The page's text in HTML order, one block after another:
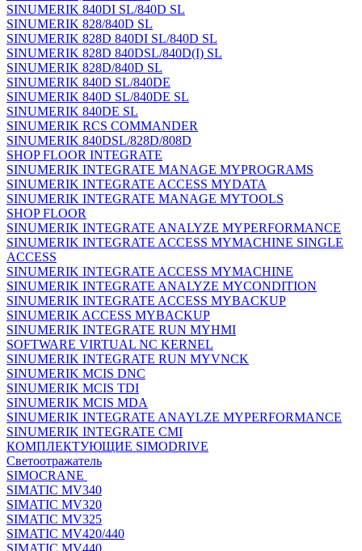
SINUMERIK 840DI SL/840D SL
SINUMERIK 828/840D SL
SINUMERIK 828D 840DI SL/840D SL
SINUMERIK 828D 840DSL/840D(I) SL
SINUMERIK 828D/840D SL
SINUMERIK 840D SL/840DE
SINUMERIK 840D SL/840DE SL
SINUMERIK 840DE SL
SINUMERIK RCS COMMANDER
SINUMERIK 840DSL/828D/808D
SHOP FLOOR INTEGRATE
SINUMERIK INTEGRATE MANAGE MYPROGRAMS
SINUMERIK INTEGRATE ACCESS MYDATA
SINUMERIK INTEGRATE MANAGE MYTOOLS
SHOP FLOOR
SINUMERIK INTEGRATE ANALYZE MYPERFORMANCE
SINUMERIK INTEGRATE ACCESS MYMACHINE SINGLE
ACCESS
SINUMERIK INTEGRATE ACCESS MYMACHINE
SINUMERIK INTEGRATE ANALYZE MYCONDITION
SINUMERIK INTEGRATE ACCESS MYBACKUP
SINUMERIK ACCESS MYBACKUP
SINUMERIK INTEGRATE RUN MYHMI
SOFTWARE VIRTUAL NC KERNEL
SINUMERIK INTEGRATE RUN MYVNCK
SINUMERIK MCIS DNC
SINUMERIK MCIS TDI
SINUMERIK MCIS MDA
SINUMERIK INTEGRATE ANAYLZE MYPERFORMANCE
SINUMERIK INTEGRATE CMI
КОМПЛЕКТУЮЩИЕ SIMODRIVE
Светоотражатель
SIMOCRANE
SIMATIC MV340
SIMATIC MV320
SIMATIC MV325
SIMATIC MV420/440
SIMATIC MV440